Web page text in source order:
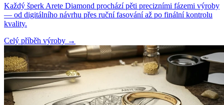
Každý šperk Arete Diamond prochází pěti precizními fázemi výroby
— od digitálního návrhu přes ruční fasování až po finální kontrolu
kvality.
Celý příběh výroby →